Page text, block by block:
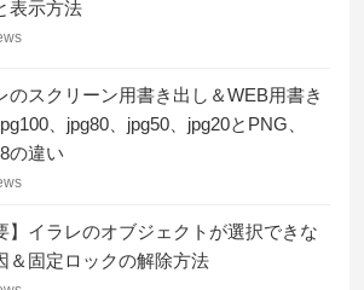
表示方法
のスクリーン用書き出し＆WEB用書き
、jpg80、jpg50、jpg20とPNG、
の違い
】イラレのオブジェクトが選択できな
＆固定ロックの解除方法